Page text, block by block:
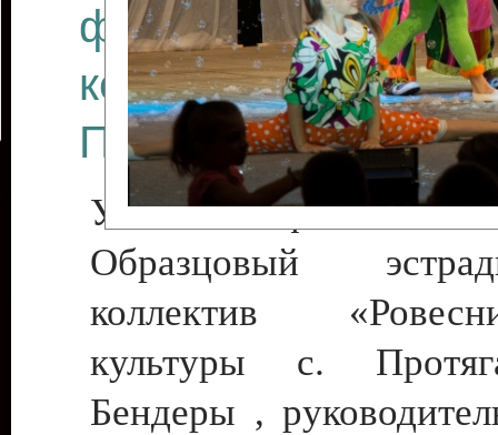
фестиваля
коллективов
Приднестровского
Участники фестиваля:
Образцовый
коллектив
культуры с.
Бендеры ,